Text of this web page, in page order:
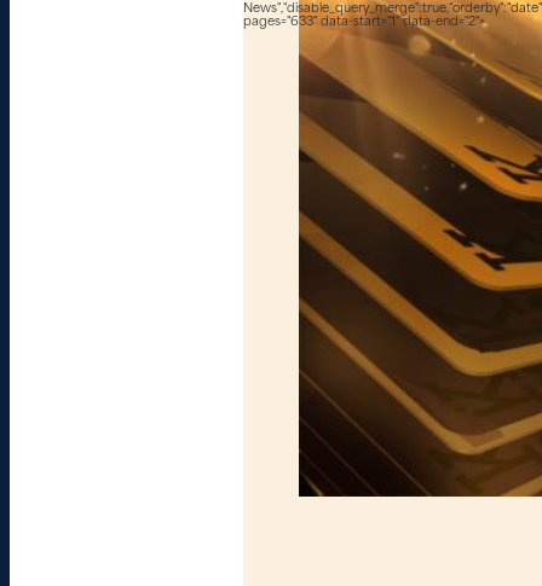
pages="633" data-start="1" data-end="2">